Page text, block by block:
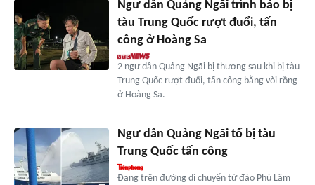
Ngư dân Quảng Ngãi trình báo bị
tàu Trung Quốc rượt đuổi, tấn
công ở Hoàng Sa
2 ngư dân Quảng Ngãi bị thương sau khi bị tàu
Trung Quốc rượt đuổi, tấn công bằng vòi rồng
ở Hoàng Sa.
Ngư dân Quảng Ngãi tố bị tàu
Trung Quốc tấn công
Đang trên đường di chuyển từ đảo Phú Lâm